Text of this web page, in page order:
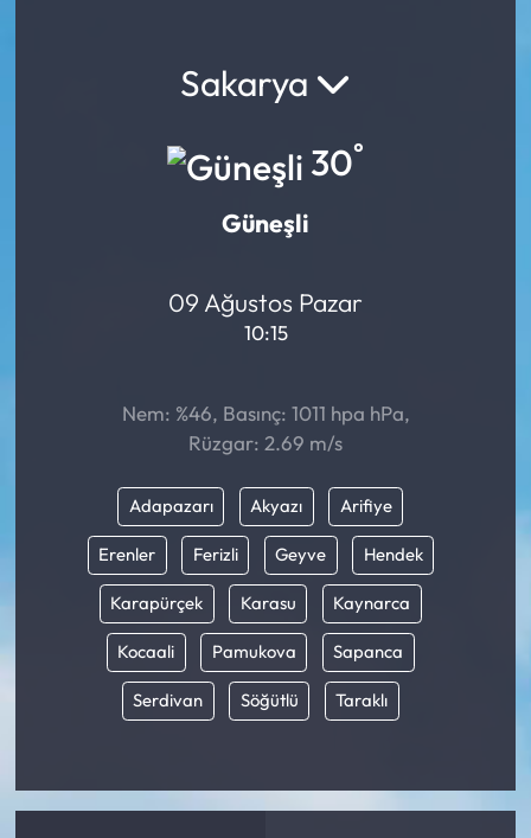
Sakarya
30°
Güneşli
09 Ağustos Pazar
10:15
Nem: %46, Basınç: 1011 hpa hPa,
Rüzgar: 2.69 m/s
Adapazarı Akyazı Arifiye
Erenler Ferizli Geyve Hendek
Karapürçek Karasu Kaynarca
Kocaali Pamukova Sapanca
Serdivan Söğütlü Taraklı
Mektup Galeri
ASTROLOJİ
Spor Yazıları
Mektup Galeri
Ekonomi
Turizm